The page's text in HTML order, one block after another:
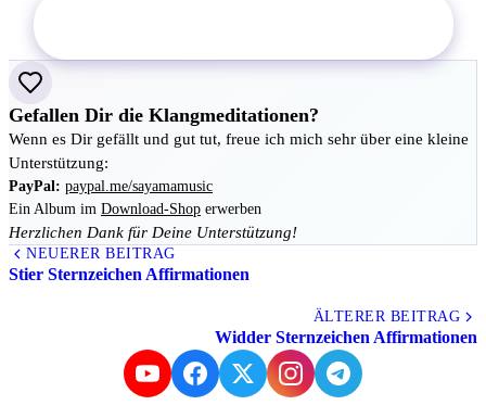
Gefallen Dir die Klangmeditationen?
Wenn es Dir gefällt und gut tut, freue ich mich sehr über eine kleine
Unterstützung:
PayPal: paypal.me/sayamamusic
Ein Album im Download-Shop erwerben
Herzlichen Dank für Deine Unterstützung!
NEUERER BEITRAG
Stier Sternzeichen Affirmationen
ÄLTERER BEITRAG
Widder Sternzeichen Affirmationen